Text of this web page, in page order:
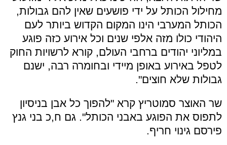
מחילול הכותל על ידי פושעים שאין להם גבולות,
הכותל המערבי הינו המקום הקדוש ביותר לעם
היהודי כולו מזה אלפי שנים וכל אירוע כזה פוגע
במליוני יהודים ברחבי העולם, קורא לרשויות החוק
לטפל באירוע באופן מיידי ובחומרה רבה, ישנם
גבולות שלא חוצים".
שר האוצר סמוטריץ קרא "להפוך כל אבן בניסיון
לתפוס את הפוגע באבני הכותל". גם ח,כ בני גנץ
פירסם גינוי חריף.